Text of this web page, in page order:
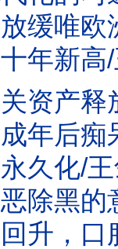
逆势爆发/
高/王剑每
哪些信号/
风险降23%/
/王剑每
图是什么/
药一药难求/